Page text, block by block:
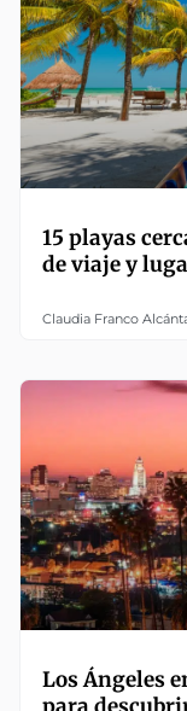
15 playas
de viaje y
Claudia Franco
Los Ángeles